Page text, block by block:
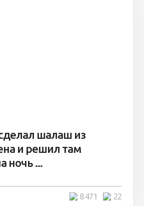
шалаш из
и решил там
ночь ...
22
8 471